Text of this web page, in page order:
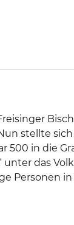
stellte sich
in die
das
Personen in